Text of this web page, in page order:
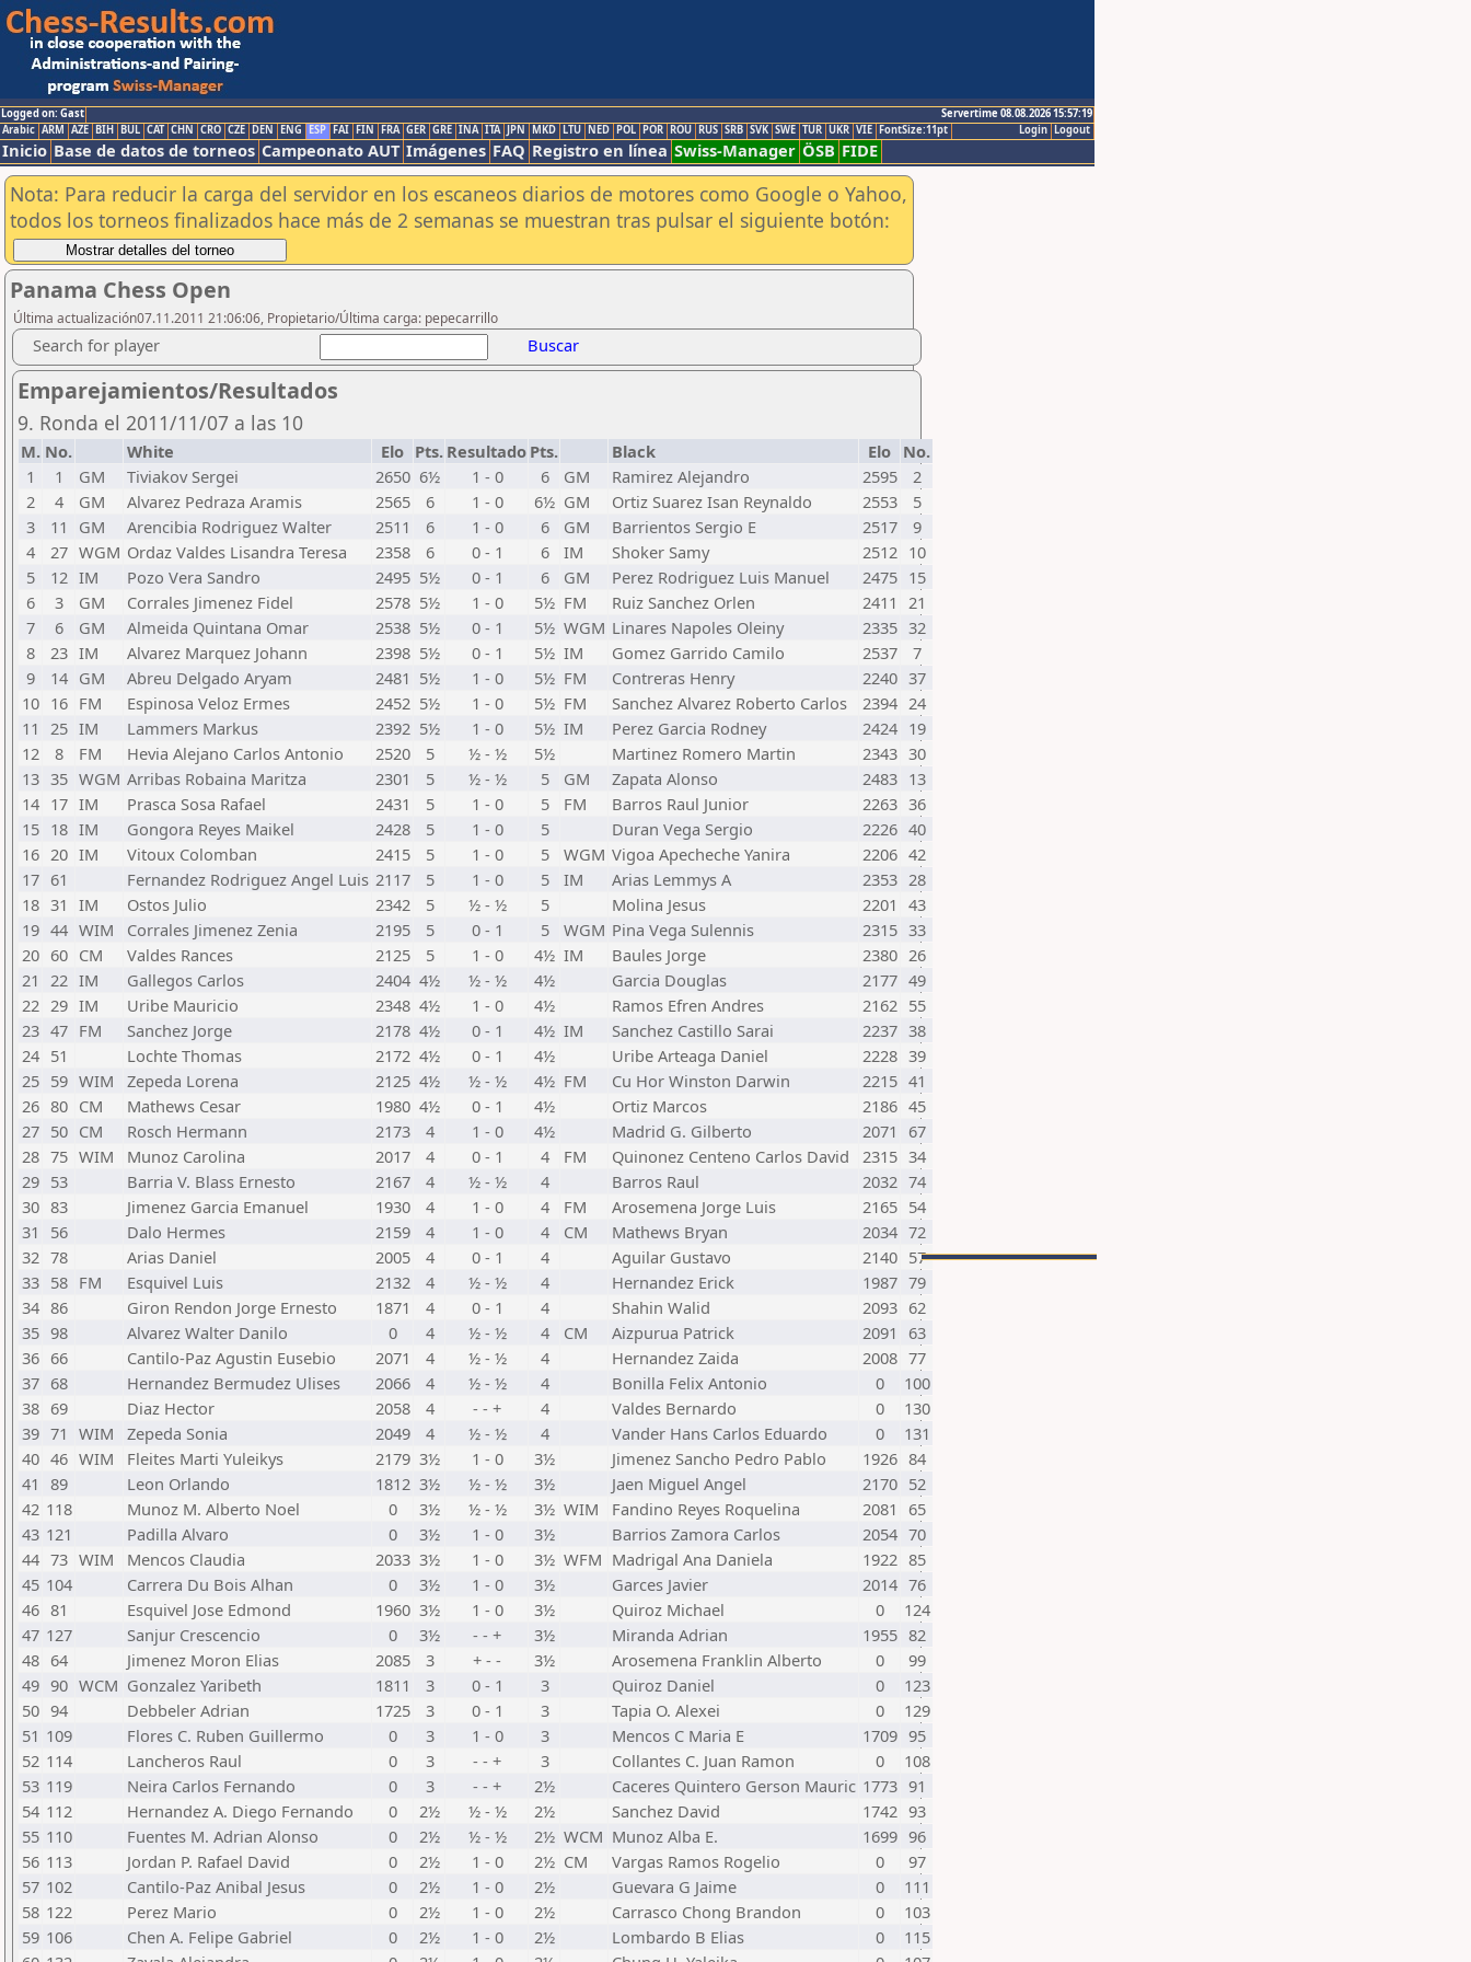
Logged on: Gast
Servertime 08.08.2026 15:57:19
Logout
Login
Arabic ARM AZE BIH BUL CAT CHN CRO CZE DEN ENG ESP FAI FIN FRA GER GRE INA ITA JPN MKD LTU NED POL POR ROU RUS SRB SVK SWE TUR UKR VIE FontSize:11pt
Inicio Base de datos de torneos Campeonato AUT Imágenes FAQ Registro en línea Swiss-Manager ÖSB FIDE
Nota: Para reducir la carga del servidor en los escaneos diarios de motores como Google o Yahoo,
todos los torneos finalizados hace más de 2 semanas se muestran tras pulsar el siguiente botón:
Panama Chess Open
Última actualización07.11.2011 21:06:06, Propietario/Última carga: pepecarrillo
Search for player Buscar
Emparejamientos/Resultados
9. Ronda el 2011/11/07 a las 10
M. No. White Elo Pts. Resultado Pts. Black Elo No.
1
1 GM Tiviakov Sergei 2650 6½ 1 - 0 6 GM Ramirez Alejandro 2595
2
2
4 GM Alvarez Pedraza Aramis 2565 6 1 - 0 6½ GM Ortiz Suarez Isan Reynaldo 2553
5
3
11 GM Arencibia Rodriguez Walter 2511 6 1 - 0 6 GM Barrientos Sergio E 2517
9
4
27 WGM Ordaz Valdes Lisandra Teresa 2358 6 0 - 1 6 IM Shoker Samy 2512 10
5
12 IM Pozo Vera Sandro 2495 5½ 0 - 1 6 GM Perez Rodriguez Luis Manuel 2475 15
6
3 GM Corrales Jimenez Fidel 2578 5½ 1 - 0 5½ FM Ruiz Sanchez Orlen 2411 21
7
6 GM Almeida Quintana Omar 2538 5½ 0 - 1 5½ WGM Linares Napoles Oleiny 2335 32
8
23 IM Alvarez Marquez Johann 2398 5½ 0 - 1 5½ IM Gomez Garrido Camilo 2537
7
9
14 GM Abreu Delgado Aryam 2481 5½ 1 - 0 5½ FM Contreras Henry 2240 37
10 16 FM Espinosa Veloz Ermes 2452 5½ 1 - 0 5½ FM Sanchez Alvarez Roberto Carlos 2394 24
11 25 IM Lammers Markus 2392 5½ 1 - 0 5½ IM Perez Garcia Rodney 2424 19
12
8 FM Hevia Alejano Carlos Antonio 2520 5 ½ - ½ 5½ Martinez Romero Martin 2343 30
13 35 WGM Arribas Robaina Maritza 2301 5 ½ - ½ 5 GM Zapata Alonso 2483 13
14 17 IM Prasca Sosa Rafael 2431 5 1 - 0 5 FM Barros Raul Junior 2263 36
15 18 IM Gongora Reyes Maikel 2428 5 1 - 0 5 Duran Vega Sergio 2226 40
16 20 IM Vitoux Colomban 2415 5 1 - 0 5 WGM Vigoa Apecheche Yanira 2206 42
17 61 Fernandez Rodriguez Angel Luis 2117 5 1 - 0 5 IM Arias Lemmys A 2353 28
18 31 IM Ostos Julio 2342 5 ½ - ½ 5 Molina Jesus 2201 43
19 44 WIM Corrales Jimenez Zenia 2195 5 0 - 1 5 WGM Pina Vega Sulennis 2315 33
20 60 CM Valdes Rances 2125 5 1 - 0 4½ IM Baules Jorge 2380 26
21 22 IM Gallegos Carlos 2404 4½ ½ - ½ 4½ Garcia Douglas 2177 49
22 29 IM Uribe Mauricio 2348 4½ 1 - 0 4½ Ramos Efren Andres 2162 55
23 47 FM Sanchez Jorge 2178 4½ 0 - 1 4½ IM Sanchez Castillo Sarai 2237 38
24 51 Lochte Thomas 2172 4½ 0 - 1 4½ Uribe Arteaga Daniel 2228 39
25 59 WIM Zepeda Lorena 2125 4½ ½ - ½ 4½ FM Cu Hor Winston Darwin 2215 41
26 80 CM Mathews Cesar 1980 4½ 0 - 1 4½ Ortiz Marcos 2186 45
27 50 CM Rosch Hermann 2173 4 1 - 0 4½ Madrid G. Gilberto 2071
67
28 75 WIM Munoz Carolina 2017 4 0 - 1 4 FM Quinonez Centeno Carlos David 2315 34
29 53 Barria V. Blass Ernesto 2167 4 ½ - ½ 4 Barros Raul 2032 74
30 83 Jimenez Garcia Emanuel 1930 4 1 - 0 4 FM Arosemena Jorge Luis 2165 54
31
56 Dalo Hermes 2159 4 1 - 0 4 CM Mathews Bryan 2034 72
32 78 Arias Daniel 2005 4 0 - 1 4 Aguilar Gustavo 2140 57
33 58 FM Esquivel Luis 2132 4 ½ - ½ 4 Hernandez Erick 1987 79
34 86 Giron Rendon Jorge Ernesto 1871 4 0 - 1 4 Shahin Walid 2093 62
35 98 Alvarez Walter Danilo 0 4 ½ - ½ 4 CM Aizpurua Patrick 2091
63
36 66 Cantilo-Paz Agustin Eusebio 2071 4 ½ - ½ 4 Hernandez Zaida 2008 77
37 68 Hernandez Bermudez Ulises 2066 4 ½ - ½ 4 Bonilla Felix Antonio 0
100
38 69 Diaz Hector 2058 4 - - + 4 Valdes Bernardo 0
130
39 71 WIM Zepeda Sonia 2049 4 ½ - ½ 4 Vander Hans Carlos Eduardo 0
131
40 46 WIM Fleites Marti Yuleikys 2179 3½ 1 - 0 3½ Jimenez Sancho Pedro Pablo 1926 84
41 89 Leon Orlando 1812 3½ ½ - ½ 3½ Jaen Miguel Angel 2170 52
42 118 Munoz M. Alberto Noel 0 3½ ½ - ½ 3½ WIM Fandino Reyes Roquelina 2081 65
43 121 Padilla Alvaro 0 3½ 1 - 0 3½ Barrios Zamora Carlos 2054 70
44 73 WIM Mencos Claudia 2033 3½ 1 - 0 3½ WFM Madrigal Ana Daniela 1922 85
45 104 Carrera Du Bois Alhan 0 3½ 1 - 0 3½ Garces Javier 2014 76
46 81 Esquivel Jose Edmond 1960 3½ 1 - 0 3½ Quiroz Michael 0
124
47 127 Sanjur Crescencio 0 3½ - - + 3½ Miranda Adrian 1955 82
48 64 Jimenez Moron Elias 2085 3 + - - 3½ Arosemena Franklin Alberto 0
99
49 90 WCM Gonzalez Yaribeth 1811 3 0 - 1 3 Quiroz Daniel 0
123
50 94 Debbeler Adrian 1725 3 0 - 1 3 Tapia O. Alexei 0
129
51 109 Flores C. Ruben Guillermo 0 3 1 - 0 3 Mencos C Maria E 1709 95
52 114 Lancheros Raul 0 3 - - + 3 Collantes C. Juan Ramon 0
108
53 119 Neira Carlos Fernando 0 3 - - + 2½ Caceres Quintero Gerson Mauric 1773 91
54 112 Hernandez A. Diego Fernando 0 2½ ½ - ½ 2½ Sanchez David 1742 93
55 110 Fuentes M. Adrian Alonso 0 2½ ½ - ½ 2½ WCM Munoz Alba E. 1699 96
56 113 Jordan P. Rafael David 0 2½ 1 - 0 2½ CM Vargas Ramos Rogelio 0
97
57 102 Cantilo-Paz Anibal Jesus 0 2½ 1 - 0 2½ Guevara G Jaime 0
111
58 122 Perez Mario 0 2½ 1 - 0 2½ Carrasco Chong Brandon 0
103
59 106 Chen A. Felipe Gabriel 0 2½ 1 - 0 2½ Lombardo B Elias 0
115